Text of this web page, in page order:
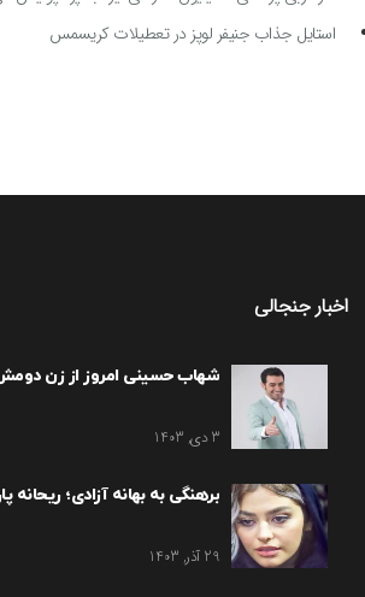
استایل جذاب جنیفر لوپز در تعطیلات کریسمس
اخبار جنجالی
شهاب حسینی امروز از زن
3 دی, 1403
برهنگی به بهانه آزادی؛ ریحانه
29 آذر, 1403